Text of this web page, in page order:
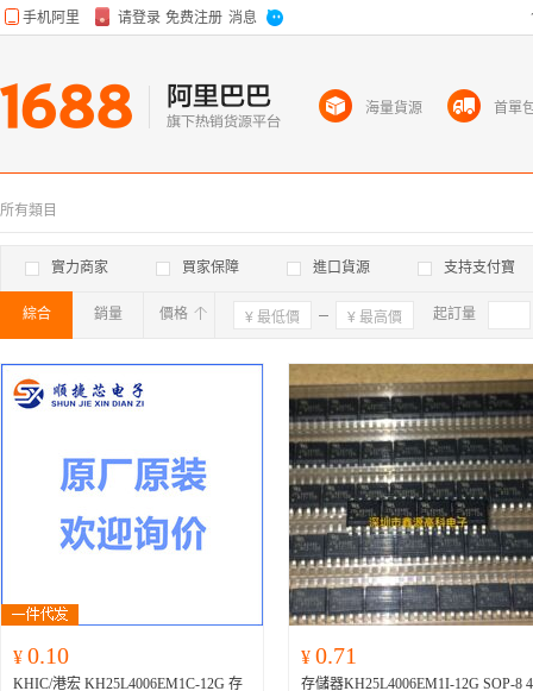
所有類目
實力商家 買家保障 進口貨源 支持支付寶
綜合 銷量 價格 確定 起訂量
¥ 0.10
KHIC/港宏 KH25L4006EM1C-12G 存
¥ 0.71
存儲器KH25L4006EM1I-12G SOP-8 4
海量貨源 首單